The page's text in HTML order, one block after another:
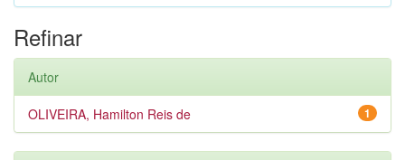
Refinar
Autor
1
OLIVEIRA, Hamilton Reis de